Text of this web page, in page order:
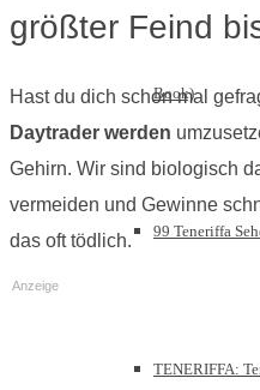
Book)
99 Teneriffa
TENERIFFA:
größter Feind
Hast du dich schon mal
Daytrader werden
Gehirn. Wir sind biologisch
vermeiden und Gewinne
das oft tödlich.
Anzeige